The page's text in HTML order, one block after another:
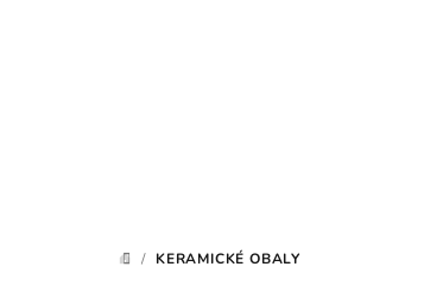
DOMŮ
/ KERAMICKÉ OBALY